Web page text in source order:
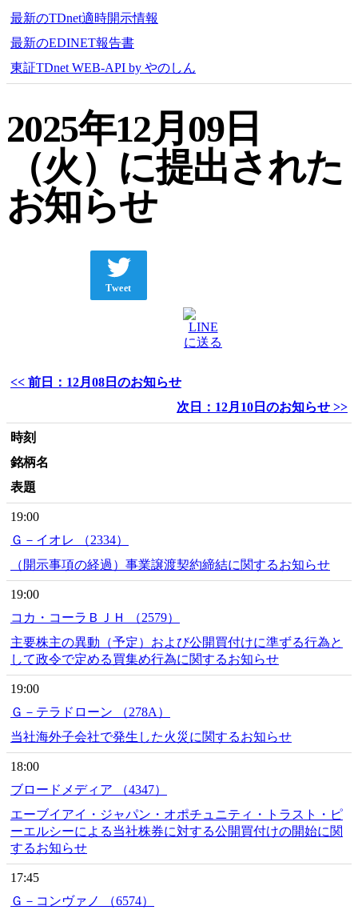
最新のTDnet適時開示情報
最新のEDINET報告書
東証TDnet WEB-API by やのしん
2025年12月09日
（火）に提出された
お知らせ
Tweet
<< 前日：12月08日のお知らせ
次日：12月10日のお知らせ >>
時刻
銘柄名
表題
19:00
Ｇ－イオレ （2334）
（開示事項の経過）事業譲渡契約締結に関するお知らせ
19:00
コカ・コーラＢＪＨ （2579）
主要株主の異動（予定）および公開買付けに準ずる行為と
して政令で定める買集め行為に関するお知らせ
19:00
Ｇ－テラドローン （278A）
当社海外子会社で発生した火災に関するお知らせ
18:00
ブロードメディア （4347）
エーブイアイ・ジャパン・オポチュニティ・トラスト・ピ
ーエルシーによる当社株券に対する公開買付けの開始に関
するお知らせ
17:45
Ｇ－コンヴァノ （6574）